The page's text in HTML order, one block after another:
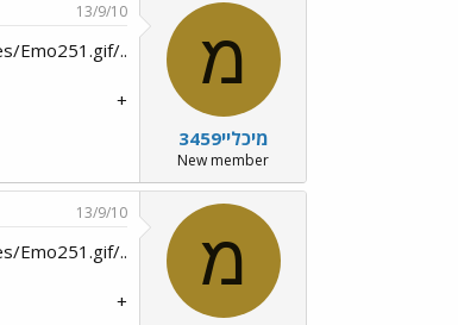
מ
מיכליי3459
New member
13/9/10
../images/Emo251.gifלוקה סימון וג'וני../images/Emo251.gif
+
מ
13/9/10
../images/Emo251.gifטצ'ו ומל../images/Emo251.gif
+